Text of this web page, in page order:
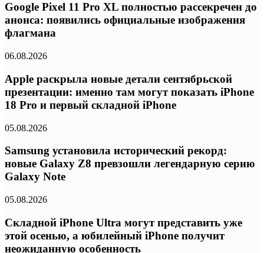
Google Pixel 11 Pro XL полностью рассекречен до
анонса: появились официальные изображения
флагмана
06.08.2026
Apple раскрыла новые детали сентябрьской
презентации: именно там могут показать iPhone
18 Pro и первый складной iPhone
05.08.2026
Samsung установила исторический рекорд:
новые Galaxy Z8 превзошли легендарную серию
Galaxy Note
05.08.2026
Складной iPhone Ultra могут представить уже
этой осенью, а юбилейный iPhone получит
неожиданную особенность